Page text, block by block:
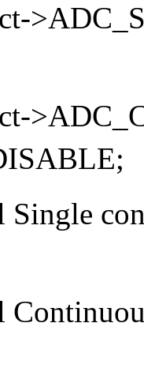
Single